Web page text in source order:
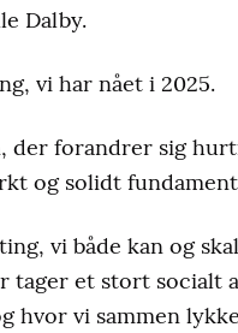
Dalby.
vi har nået i 2025.
der forandrer sig
og solidt
vi både kan og
tager et stort socialt
hvor vi sammen